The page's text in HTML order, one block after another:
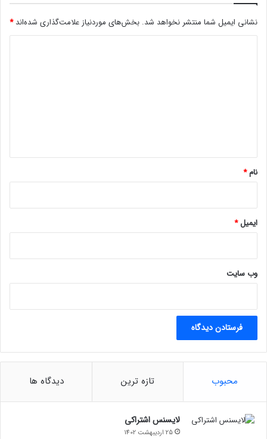
ی
ج
r
s
ت
نشانی ایمیل شما منتشر نخواهد شد. بخش‌های موردنیاز علامت‌گذاری شده‌اند*
نام*
ایمیل*
وب‌ سایت
محبوب تازه ترین دیدگاه ها
لایسنس اشتراکی
25 اردیبهشت 1402